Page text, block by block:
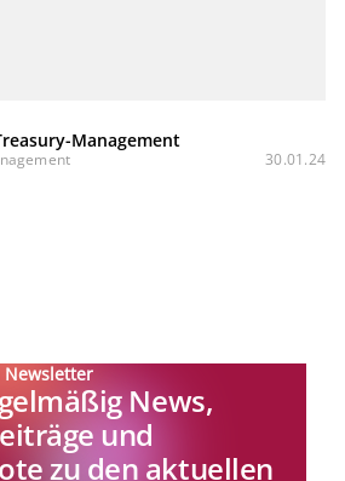
Management
30.01.24
Newsletter
News,
und
zu den aktuellen